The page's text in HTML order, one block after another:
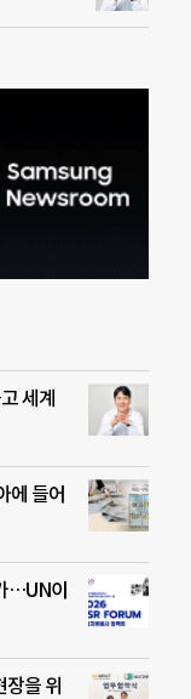
세계
에 들어
…UN이
을 위